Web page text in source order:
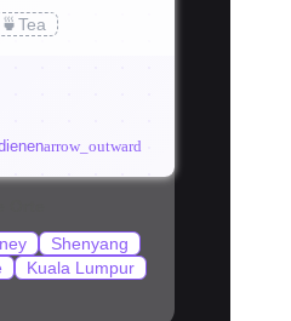
🍵Tea
arrow_outward
Shenyang
Kuala Lumpur